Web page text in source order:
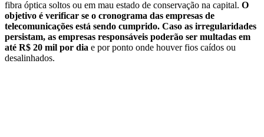
fibra óptica soltos ou em mau estado de conservação na capital. O
objetivo é verificar se o cronograma das empresas de
telecomunicações está sendo cumprido. Caso as irregularidades
persistam, as empresas responsáveis poderão ser multadas em
até R$ 20 mil por dia e por ponto onde houver fios caídos ou
desalinhados.